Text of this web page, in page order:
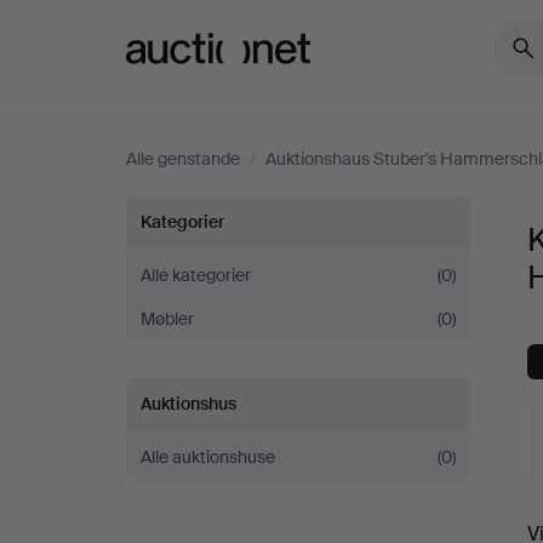
Alle genstande / Auktionshaus Stuber's
Kommoder
hos
Auktionshaus
Stuber's
Hammerschlag
Kategorier
Alle kategorier
(0)
Møbler
(0)
Auktionshus
Alle auktionshuse (0)